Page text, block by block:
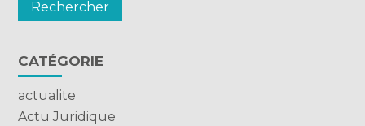
CATÉGORIE
actualite
Actu Juridique